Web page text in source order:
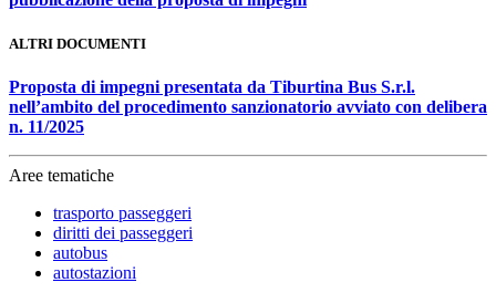
ALTRI DOCUMENTI
Proposta di impegni presentata da Tiburtina Bus S.r.l.
nell’ambito del procedimento sanzionatorio avviato con delibera
n. 11/2025
Aree tematiche
trasporto passeggeri
diritti dei passeggeri
autobus
autostazioni